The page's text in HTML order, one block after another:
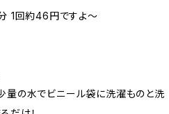
1回約46円ですよ～
少量の水でビニール袋に洗濯ものと洗